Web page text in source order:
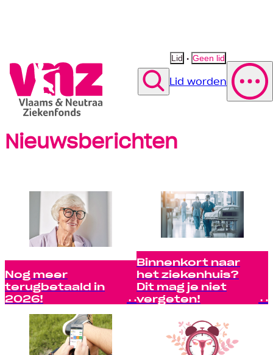
Lid • Geen lid
Lid worden
Polis wijzigen Suggestie Vergoeding fysiotherapie
Nieuwsberichten
Nog meer
terugbetaald in
2026!
Binnenkort naar
het ziekenhuis?
Dit mag je niet
vergeten!